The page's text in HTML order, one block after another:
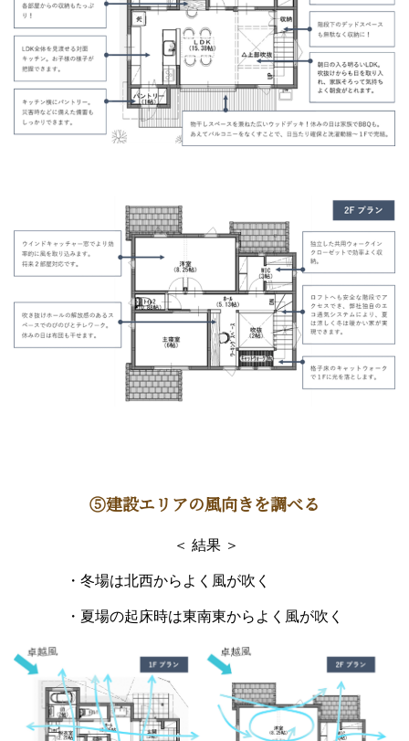
⑤建設エリアの風向きを調べる
＜ 結果 ＞
・冬場は北西からよく風が吹く
・夏場の起床時は東南東からよく風が吹く